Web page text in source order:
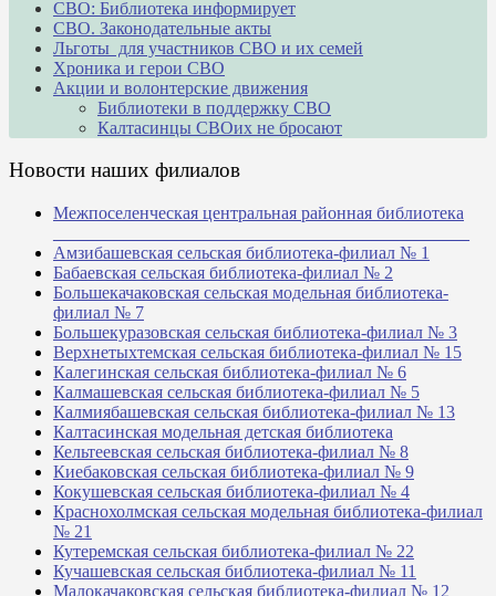
СВО: Библиотека информирует
СВО. Законодательные акты
Льготы для участников СВО и их семей
Хроника и герои СВО
Акции и волонтерские движения
Библиотеки в поддержку СВО
Калтасинцы СВОих не бросают
Новости наших филиалов
Межпоселенческая центральная районная библиотека
Амзибашевская сельская библиотека-филиал № 1
Бабаевская сельская библиотека-филиал № 2
Большекачаковская сельская модельная библиотека-
филиал № 7
Большекуразовская сельская библиотека-филиал № 3
Верхнетыхтемская сельская библиотека-филиал № 15
Калегинская сельская библиотека-филиал № 6
Калмашевская сельская библиотека-филиал № 5
Калмиябашевская сельская библиотека-филиал № 13
Калтасинская модельная детская библиотека
Кельтеевская сельская библиотека-филиал № 8
Киебаковская сельская библиотека-филиал № 9
Кокушевская сельская библиотека-филиал № 4
Краснохолмская сельская модельная библиотека-филиал
№ 21
Кутеремская сельская библиотека-филиал № 22
Кучашевская сельская библиотека-филиал № 11
Малокачаковская сельская библиотека-филиал № 12